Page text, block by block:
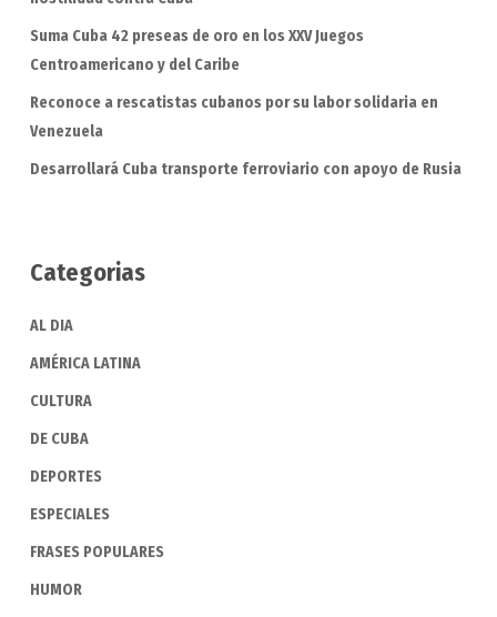
Suma Cuba 42 preseas de oro en los XXV Juegos
Centroamericano y del Caribe
Reconoce a rescatistas cubanos por su labor solidaria en
Venezuela
Desarrollará Cuba transporte ferroviario con apoyo de Rusia
Categorias
AL DIA
AMÉRICA LATINA
CULTURA
DE CUBA
DEPORTES
ESPECIALES
FRASES POPULARES
HUMOR